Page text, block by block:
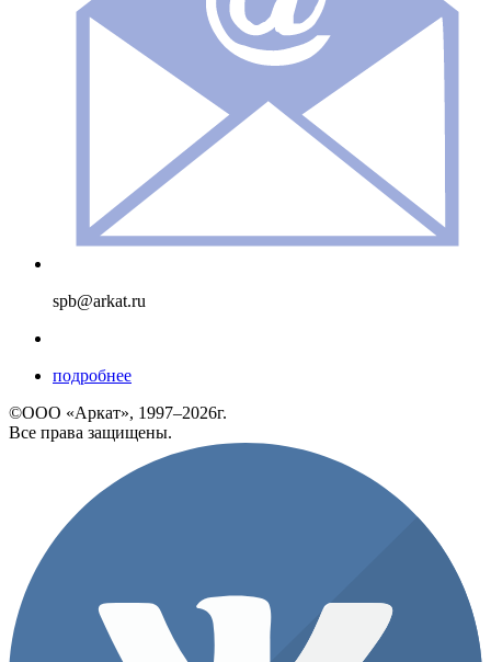
spb@arkat.ru
подробнее
©ООО «Аркат», 1997–2026г.
Все права защищены.